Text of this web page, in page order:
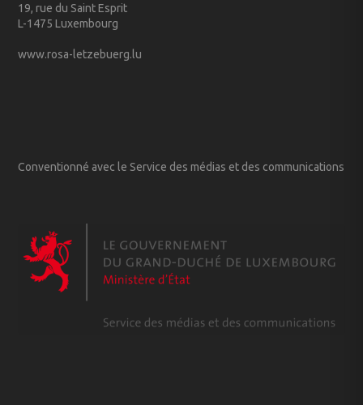
19, rue du Saint Esprit
L-1475 Luxembourg
www.rosa-letzebuerg.lu
Conventionné avec le Service des médias et des communications